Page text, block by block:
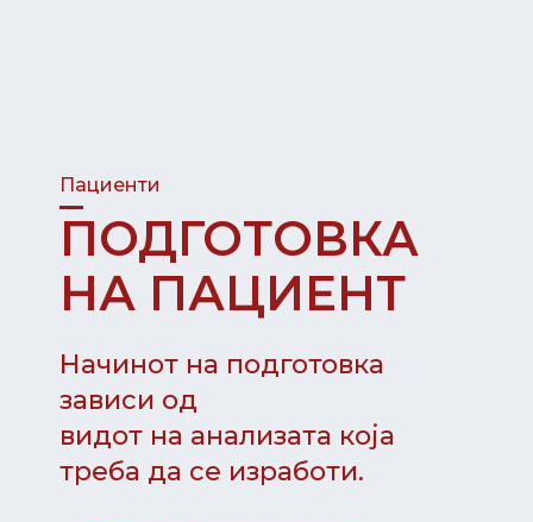
Пациенти
ПОДГОТОВКА
НА ПАЦИЕНТ
Начинот на подготовка
зависи од
видот на анализата која
треба да се изработи.